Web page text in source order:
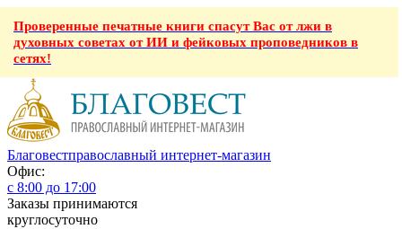
Проверенные печатные книги спасут Вас от лжи в
духовных советах от ИИ и фейковых проповедников в
сетях!
Благовестправославный интернет-магазин
Офис:
с 8:00 до 17:00
Заказы принимаются
круглосуточно